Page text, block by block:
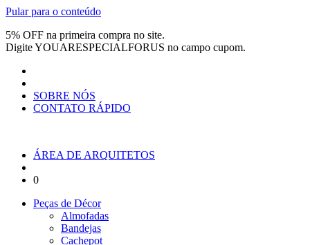
Pular para o conteúdo
5% OFF na primeira compra no site.
DigiteYOUARESPECIALFORUS no campo cupom.
SOBRE NÓS
CONTATO RÁPIDO
ÁREA DE ARQUITETOS
0
Peças de Décor
Almofadas
Bandejas
Cachepot